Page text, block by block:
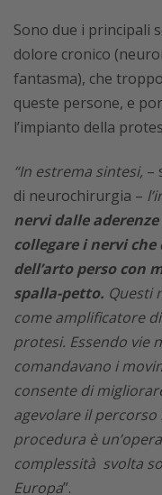
Sono due i principali
dolore cronico
fantasma), che
queste persone, e
l’impianto della
“In estrema sintesi, –
di neurochirurgia –
nervi dalle
collegare i nervi
dell’arto perso con
spalla-petto. Questi
come amplificatore
protesi. Essendo vie
comandavano i
consente di
agevolare il
procedura è
complessità svolta
Europa”.